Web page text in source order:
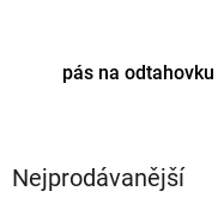
pás na odtahovku
Nejprodávanější